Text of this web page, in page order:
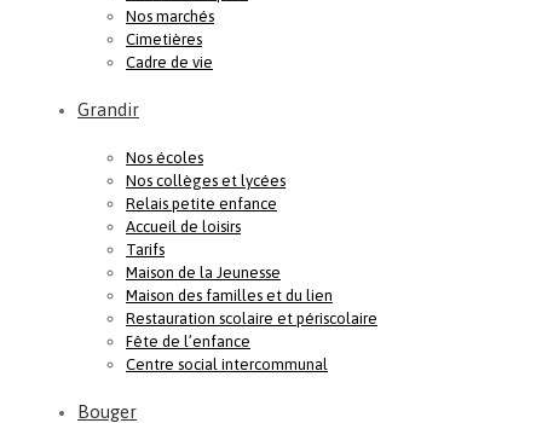
Nos marchés
Cimetières
Cadre de vie
Grandir
Nos écoles
Nos collèges et lycées
Relais petite enfance
Accueil de loisirs
Tarifs
Maison de la Jeunesse
Maison des familles et du lien
Restauration scolaire et périscolaire
Fête de l’enfance
Centre social intercommunal
Bouger